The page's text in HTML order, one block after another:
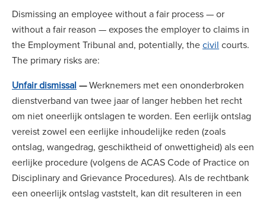
Dismissing an employee without a fair process — or
without a fair reason — exposes the employer to claims in
the Employment Tribunal and, potentially, thecivil courts.
The primary risks are:
Unfair dismissal —Werknemers met een ononderbroken
dienstverband van twee jaar of langer hebben het recht
om niet oneerlijk ontslagen te worden. Een eerlijk ontslag
vereist zowel een eerlijke inhoudelijke reden (zoals
ontslag, wangedrag, geschiktheid of onwettigheid) als een
eerlijke procedure (volgens de ACAS Code of Practice on
Disciplinary and Grievance Procedures). Als de rechtbank
een oneerlijk ontslag vaststelt, kan dit resulteren in een